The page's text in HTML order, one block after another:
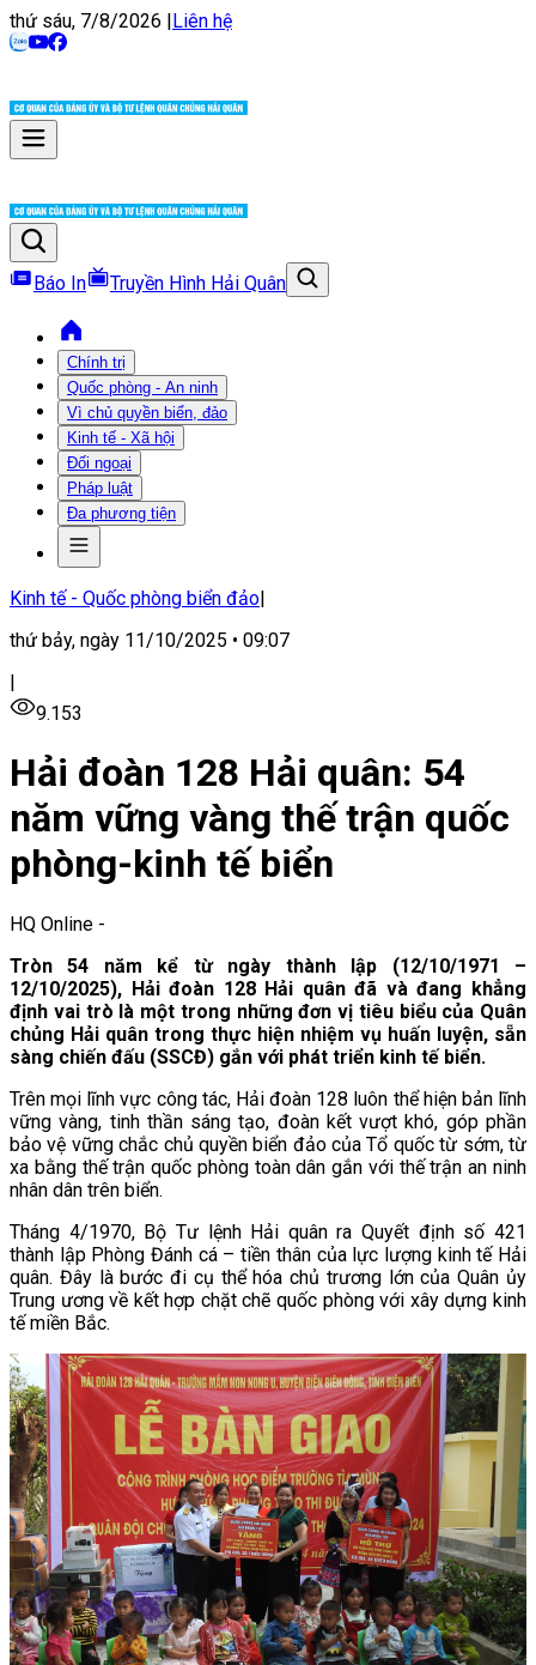
thứ sáu, 7/8/2026 |Liên hệ
Báo In Truyền Hình Hải Quân
Chính trị
Quốc phòng - An ninh
Vì chủ quyền biển, đảo
Kinh tế - Xã hội
Đối ngoại
Pháp luật
Đa phương tiện
Kinh tế - Quốc phòng biển đảo|
thứ bảy, ngày 11/10/2025 • 09:07
|
9.153
Hải đoàn 128 Hải quân: 54
năm vững vàng thế trận quốc
phòng-kinh tế biển
HQ Online -
Tròn 54 năm kể từ ngày thành lập (12/10/1971 –
12/10/2025), Hải đoàn 128 Hải quân đã và đang khẳng
định vai trò là một trong những đơn vị tiêu biểu của Quân
chủng Hải quân trong thực hiện nhiệm vụ huấn luyện, sẵn
sàng chiến đấu (SSCĐ) gắn với phát triển kinh tế biển.
Trên mọi lĩnh vực công tác, Hải đoàn 128 luôn thể hiện bản lĩnh
vững vàng, tinh thần sáng tạo, đoàn kết vượt khó, góp phần
bảo vệ vững chắc chủ quyền biển đảo của Tổ quốc từ sớm, từ
xa bằng thế trận quốc phòng toàn dân gắn với thế trận an ninh
nhân dân trên biển.
Tháng 4/1970, Bộ Tư lệnh Hải quân ra Quyết định số 421
thành lập Phòng Đánh cá – tiền thân của lực lượng kinh tế Hải
quân. Đây là bước đi cụ thể hóa chủ trương lớn của Quân ủy
Trung ương về kết hợp chặt chẽ quốc phòng với xây dựng kinh
tế miền Bắc.